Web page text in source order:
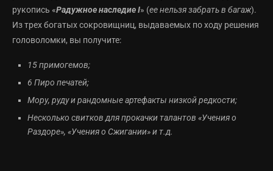
рукопись «Радужное наследие I» (ее нельзя забрать в багаж).
Из трех богатых сокровищниц, выдаваемых по ходу решения
головоломки, вы получите:
15 примогемов;
6 Пиро печатей;
Мору, руду и рандомные артефакты низкой редкости;
Несколько свитков для прокачки талантов «Учения о
Раздоре», «Учения о Сжигании» и т.д.